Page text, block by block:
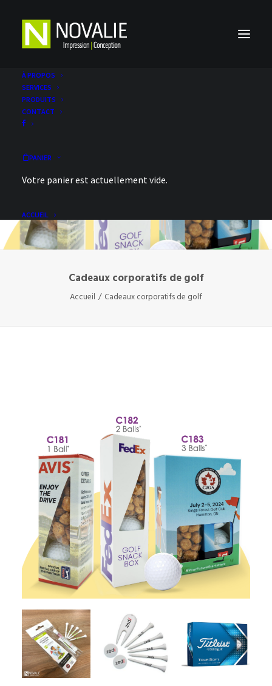
À PROPOS
SERVICES
PRODUITS
CONTACT
PANIER
Votre panier est actuellement vide.
ACCUEIL
Cadeaux corporatifs de golf
Accueil Cadeaux corporatifs de golf